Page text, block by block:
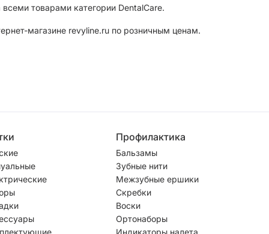
товарами категории DentalCare.
магазине revyline.ru по розничным ценам.
Профилактика
Бальзамы
Зубные нити
Межзубные ершики
Скребки
Воски
Ортонаборы
Индикаторы налета